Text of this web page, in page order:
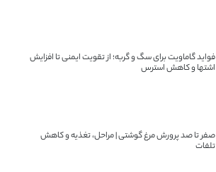
فواید گاماویت برای سگ و گربه؛ از تقویت ایمنی تا افزایش
اشتها و کاهش استرس
صفر تا صد پرورش مرغ گوشتی | مراحل، تغذیه و کاهش
تلفات